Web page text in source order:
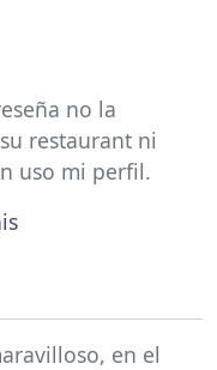
no la
restaurant ni
uso mi perfil.
en el